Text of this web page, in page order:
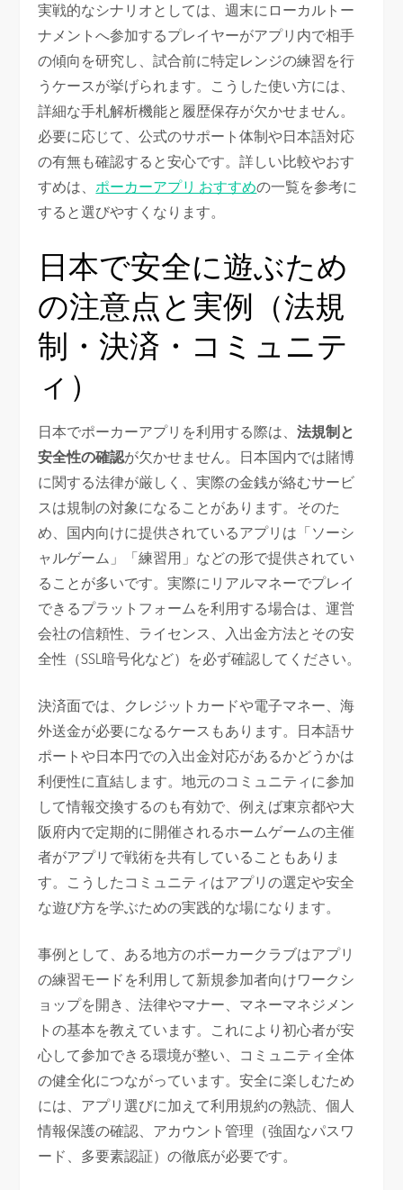
実戦的なシナリオとしては、週末にローカルトー
ナメントへ参加するプレイヤーがアプリ内で相手
の傾向を研究し、試合前に特定レンジの練習を行
うケースが挙げられます。こうした使い方には、
詳細な手札解析機能と履歴保存が欠かせません。
必要に応じて、公式のサポート体制や日本語対応
の有無も確認すると安心です。詳しい比較やおす
すめは、ポーカーアプリ おすすめの一覧を参考に
すると選びやすくなります。
日本で安全に遊ぶため
の注意点と実例（法規
制・決済・コミュニテ
ィ）
日本でポーカーアプリを利用する際は、法規制と
安全性の確認が欠かせません。日本国内では賭博
に関する法律が厳しく、実際の金銭が絡むサービ
スは規制の対象になることがあります。そのた
め、国内向けに提供されているアプリは「ソーシ
ャルゲーム」「練習用」などの形で提供されてい
ることが多いです。実際にリアルマネーでプレイ
できるプラットフォームを利用する場合は、運営
会社の信頼性、ライセンス、入出金方法とその安
全性（SSL暗号化など）を必ず確認してください。
決済面では、クレジットカードや電子マネー、海
外送金が必要になるケースもあります。日本語サ
ポートや日本円での入出金対応があるかどうかは
利便性に直結します。地元のコミュニティに参加
して情報交換するのも有効で、例えば東京都や大
阪府内で定期的に開催されるホームゲームの主催
者がアプリで戦術を共有していることもありま
す。こうしたコミュニティはアプリの選定や安全
な遊び方を学ぶための実践的な場になります。
事例として、ある地方のポーカークラブはアプリ
の練習モードを利用して新規参加者向けワークシ
ョップを開き、法律やマナー、マネーマネジメン
トの基本を教えています。これにより初心者が安
心して参加できる環境が整い、コミュニティ全体
の健全化につながっています。安全に楽しむため
には、アプリ選びに加えて利用規約の熟読、個人
情報保護の確認、アカウント管理（強固なパスワ
ード、多要素認証）の徹底が必要です。